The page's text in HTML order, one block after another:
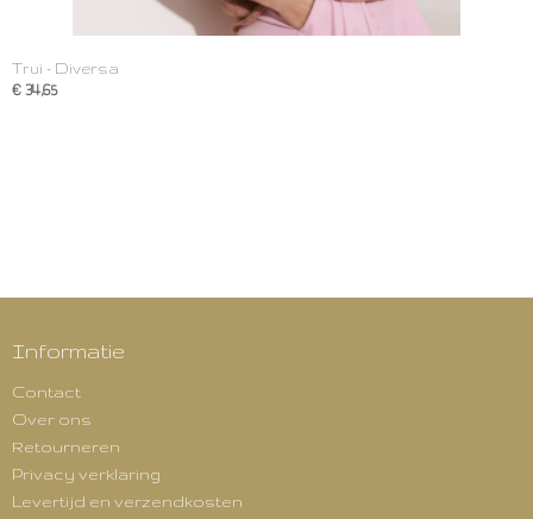
Trui - Diversa
€ 34,65
Informatie
Contact
Over ons
Retourneren
Privacy verklaring
Levertijd en verzendkosten